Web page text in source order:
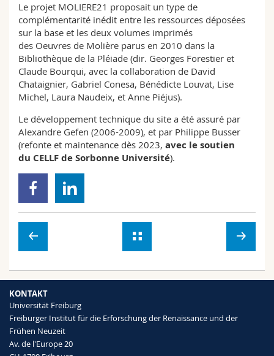
Le projet MOLIERE21 proposait un type de
complémentarité inédit entre les ressources déposées
sur la base et les deux volumes imprimés
des Oeuvres de Molière parus en 2010 dans la
Bibliothèque de la Pléiade (dir. Georges Forestier et
Claude Bourqui, avec la collaboration de David
Chataignier, Gabriel Conesa, Bénédicte Louvat, Lise
Michel, Laura Naudeix, et Anne Piéjus).
Le développement technique du site a été assuré par
Alexandre Gefen (2006-2009), et par Philippe Busser
(refonte et maintenance dès 2023, avec le soutien
du CELLFde Sorbonne Université).
KONTAKT
Universität Freiburg
Freiburger Institut für die Erforschung der Renaissance und der
Frühen Neuzeit
Av. de l'Europe 20